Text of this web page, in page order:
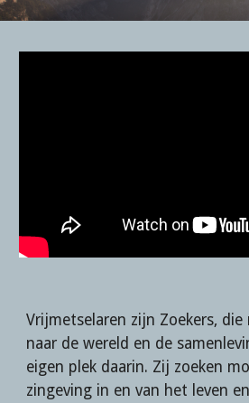
Vrijmetselaren zijn Zoekers,
naar de wereld en de
eigen plek daarin. Zij zoeken
zingeving in en van het leven